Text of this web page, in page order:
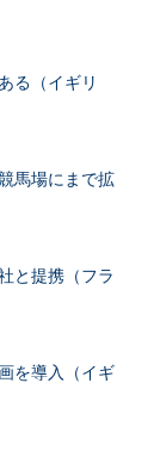
る（イギリ
馬場にまで拡
と提携（フラ
を導入（イギ